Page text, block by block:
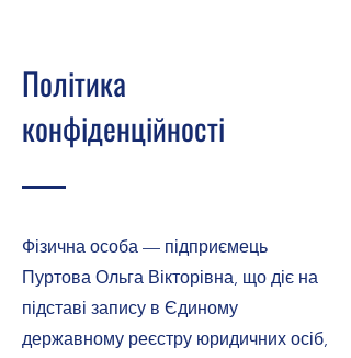
Політика
конфіденційності
Фізична особа — підприємець
Пуртова Ольга Вікторівна, що діє на
підставі запису в Єдиному
державному реєстру юридичних осіб,